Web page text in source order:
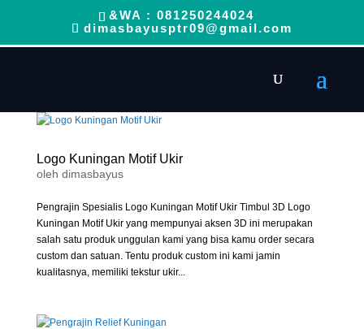
&WA : 081250244024
dimasbayusptr09@gmail.com
Logo Kuningan Motif Ukir
oleh dimasbayus
Pengrajin Spesialis Logo Kuningan Motif Ukir Timbul 3D Logo
Kuningan Motif Ukir yang mempunyai aksen 3D ini merupakan
salah satu produk unggulan kami yang bisa kamu order secara
custom dan satuan. Tentu produk custom ini kami jamin
kualitasnya, memiliki tekstur ukir...